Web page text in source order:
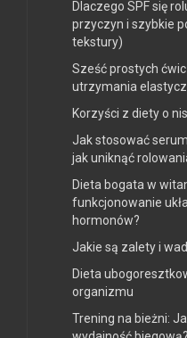
Dlaczego SPF się
przyczyn i szybkie
tekstury)
Sześć prostych
utrzymania
Korzyści z diety o
Jak stosować
jak uniknąć
Dieta bogata w
funkcjonowanie
hormonów?
Jakie są zalety i
Dieta
organizmu
Trening na bieżni: